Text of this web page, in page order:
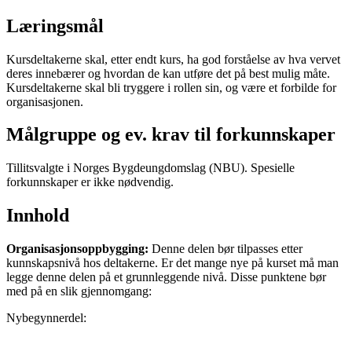
Læringsmål
Kursdeltakerne skal, etter endt kurs, ha god forståelse av hva vervet
deres innebærer og hvordan de kan utføre det på best mulig måte.
Kursdeltakerne skal bli tryggere i rollen sin, og være et forbilde for
organisasjonen.
Målgruppe og ev. krav til forkunnskaper
Tillitsvalgte i Norges Bygdeungdomslag (NBU). Spesielle
forkunnskaper er ikke nødvendig.
Innhold
Organisasjonsoppbygging: Denne delen bør tilpasses etter
kunnskapsnivå hos deltakerne. Er det mange nye på kurset må man
legge denne delen på et grunnleggende nivå. Disse punktene bør
med på en slik gjennomgang:
Nybegynnerdel: